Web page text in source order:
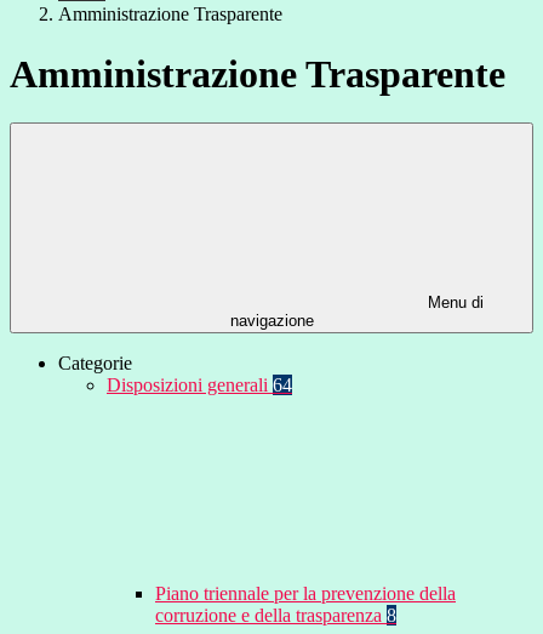
Amministrazione Trasparente
Amministrazione Trasparente
Menu di
navigazione
Categorie
Disposizioni generali 64
Piano triennale per la prevenzione della
corruzione e della trasparenza 8